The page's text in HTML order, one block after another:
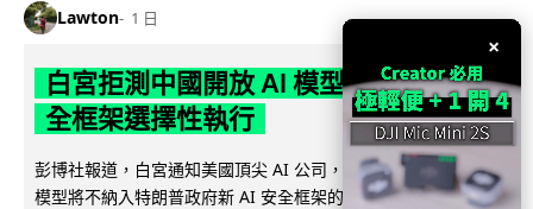
Lawton 1 日
白宮拒測中國開放 AI 模型 業界質疑安
全框架選擇性執行
彭博社報道，白宮通知美國頂尖 AI 公司，中國開發的開放權重
模型將不納入特朗普政府新 AI 安全框架的測試範圍。美國業界
×